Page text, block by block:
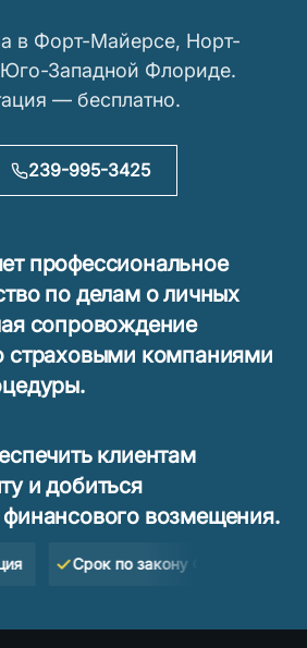
в Форт-Майерсе, Норт-
Западной Флориде.
— бесплатно.
239-995-3425
профессиональное
по делам о личных
сопровождение
страховыми компаниями
клиентам
и добиться
финансового возмещения.
Срок по закону Флориды — 2 года